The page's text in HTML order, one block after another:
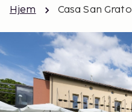
Hjem Casa San Grato